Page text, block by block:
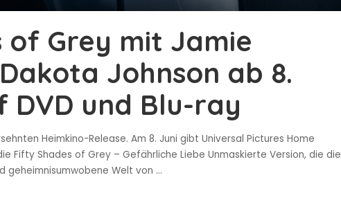
of Grey mit Jamie
Johnson ab 8.
DVD und Blu-ray
Heimkino-Release. Am 8. Juni gibt Universal Pictures Home
Fifty Shades of Grey – Gefährliche Liebe Unmaskierte Version, die die
geheimnisumwobene Welt von ...